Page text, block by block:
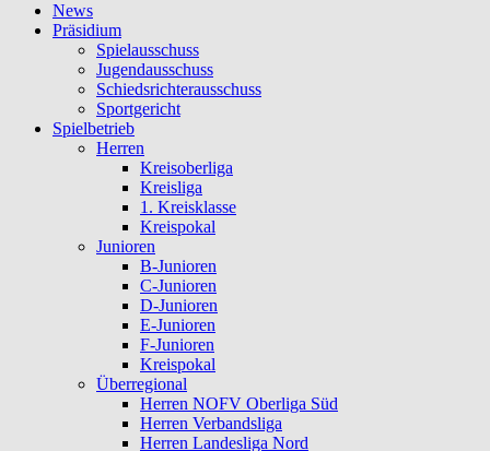
News
Präsidium
Spielausschuss
Jugendausschuss
Schiedsrichterausschuss
Sportgericht
Spielbetrieb
Herren
Kreisoberliga
Kreisliga
1. Kreisklasse
Kreispokal
Junioren
B-Junioren
C-Junioren
D-Junioren
E-Junioren
F-Junioren
Kreispokal
Überregional
Herren NOFV Oberliga Süd
Herren Verbandsliga
Herren Landesliga Nord